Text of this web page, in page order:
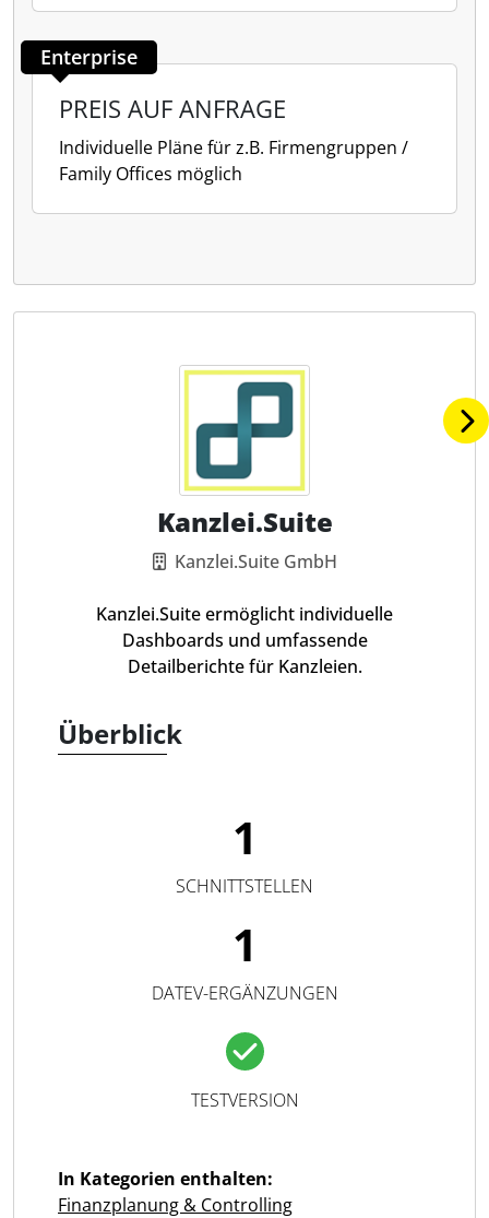
Enterprise
PREIS AUF ANFRAGE
Individuelle Pläne für z.B. Firmengruppen /
Family Offices möglich
Kanzlei.Suite
Kanzlei.Suite GmbH
Kanzlei.Suite ermöglicht individuelle
Dashboards und umfassende
Detailberichte für Kanzleien.
Überblick
1
SCHNITTSTELLEN
1
DATEV-ERGÄNZUNGEN
TESTVERSION
In Kategorien enthalten:
Finanzplanung & Controlling